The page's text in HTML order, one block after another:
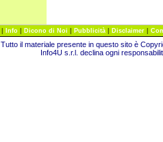
| Info | Dicono di Noi | Pubblicità | Disclaimer |
Tutto il materiale presente in questo sito è
Info4U s.r.l. declina ogni